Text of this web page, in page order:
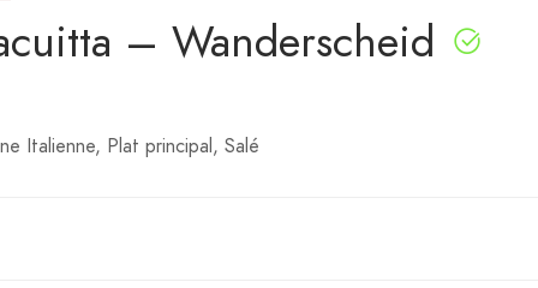
– Wanderscheid
Italienne Plat principal Salé